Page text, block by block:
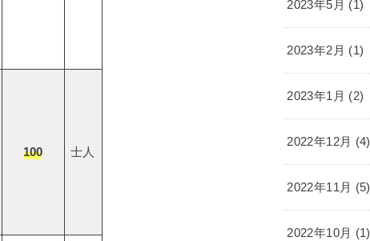
100 士人
2023年5月 (1)
2023年2月 (1)
2023年1月 (2)
2022年12月 (4)
2022年11月 (5)
2022年10月 (1)